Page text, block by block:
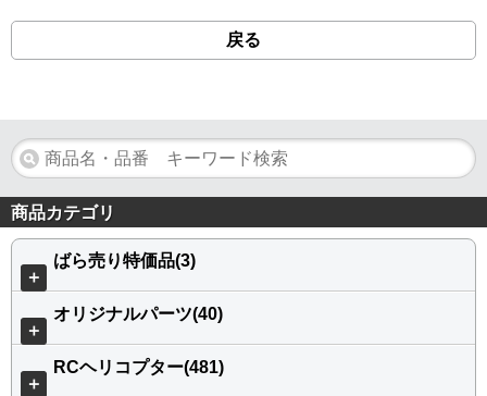
戻る
商品カテゴリ
＋
ばら売り特価品(3)
＋
オリジナルパーツ(40)
＋
RCヘリコプター(481)